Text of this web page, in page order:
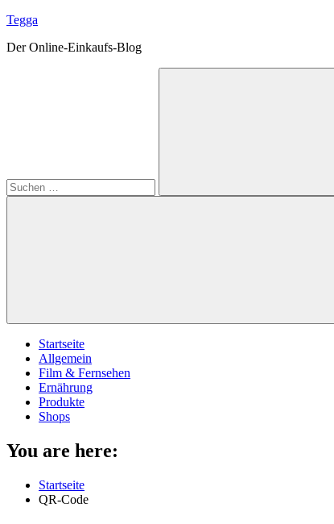
Zum
springen
Tegga
Der Online-Einkaufs-Blog
Suchen
Startseite
Allgemein
Film & Fernsehen
Ernährung
Produkte
Shops
You are here:
Startseite
QR-Code